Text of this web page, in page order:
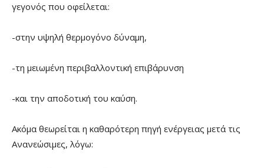
γεγονός που οφείλεται:
-στην υψηλή θερμογόνο δύναμη,
-τη μειωμένη περιβαλλοντική επιβάρυνση
-και την αποδοτική του καύση.
Ακόμα θεωρείται η καθαρότερη πηγή ενέργειας μετά τις
Ανανεώσιμες, λόγω: